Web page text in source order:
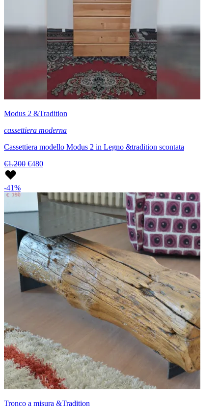
Modus 2 &Tradition
cassettiera moderna
Cassettiera modello Modus 2 in Legno &tradition scontata
€1.200 €480
-41%
Tronco a misura &Tradition